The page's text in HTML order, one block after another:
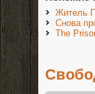
Житель
Снова
The